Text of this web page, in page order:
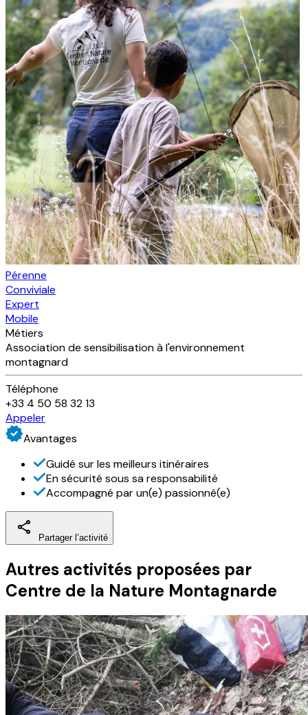
Pérenne
Conviviale
Expert
Mobile
Métiers
Association de sensibilisation à l'environnement
montagnard
Téléphone
+33 4 50 58 32 13
Appeler
Avantages
Guidé sur les meilleurs itinéraires
En sécurité sous sa responsabilité
Accompagné par un(e) passionné(e)
Partager l’activité
Autres activités proposées par
Centre de la Nature Montagnarde